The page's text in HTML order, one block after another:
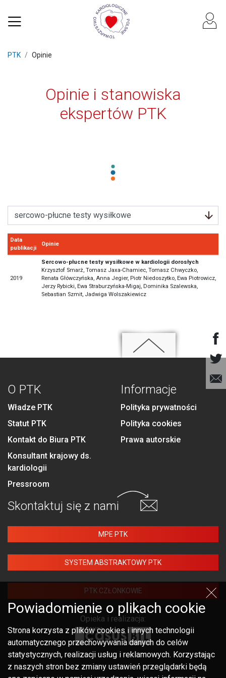
PTK Opinie
Opinie i stanowiska
ekspertów PTK
Data
publikacji
Opinie
2019
Sercowo-płucne testy wysiłkowe w kardiologii dorosłych
Krzysztof Smarż, Tomasz Jaxa-Chamiec, Tomasz Chwyczko,
Renata Główczyńska, Anna Jegier, Piotr Niedoszytko, Ewa Piotrowicz,
Jerzy Rybicki, Ewa Straburzyńska-Migaj, Dominika Szalewska,
Sebastian Szmit, Jadwiga Wolszakiewicz
O PTK
Władze PTK
Statut PTK
Kontakt do Biura PTK
Konsultant krajowy ds.
kardiologii
Pressroom
Informacje
Polityka prywatności
Polityka cookies
Prawa autorskie
Skontaktuj się z nami
MPE PTK
SYSTEM ABSTRAKTOWY PTK
PTK CZŁONKOWIE
Opieka i realizacja:
Powiadomienie o plikach cookie
Strona korzysta z plików cookies i innych technologii
automatycznego przechowywania danych do celów
statystycznych, realizacji usług i reklamowych. Korzystając
z naszych stron bez zmiany ustawień przeglądarki będą